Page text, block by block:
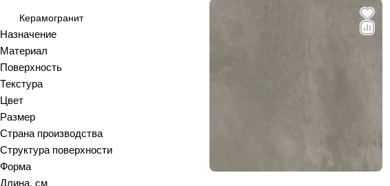
Ardesia
Arena
Argentina
Armani marble
Art
Arts
Ascot
Керамогранит
Назначение
Материал
Поверхность
Текстура
Цвет
Размер
Страна производства
Структура поверхности
Форма
Длина, см